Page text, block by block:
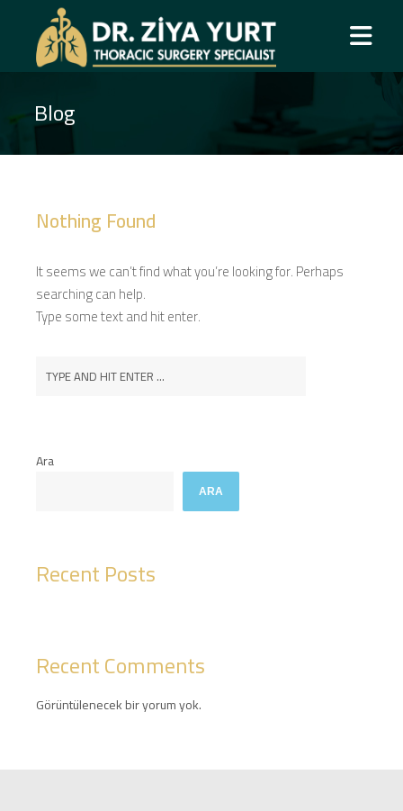
Blog
Nothing Found
It seems we can’t find what you’re looking for. Perhaps
searching can help.
Type some text and hit enter.
Ara
ARA
Recent Posts
Recent Comments
Görüntülenecek bir yorum yok.